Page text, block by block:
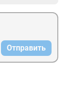
Отправить